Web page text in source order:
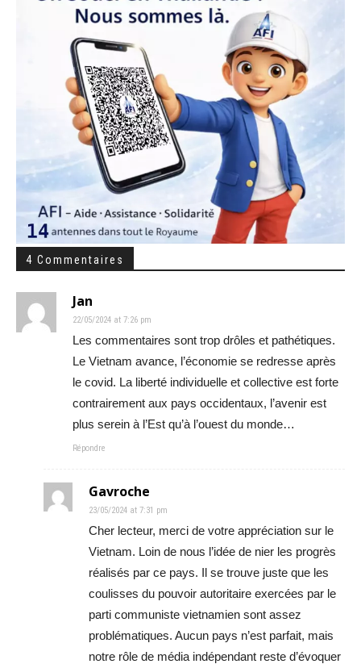
4 Commentaires
Jan
22/05/2024 at 7:26 pm
Les commentaires sont trop drôles et pathétiques.
Le Vietnam avance, l’économie se redresse après
le covid. La liberté individuelle et collective est forte
contrairement aux pays occidentaux, l’avenir est
plus serein à l’Est qu’à l’ouest du monde…
Répondre
Gavroche
23/05/2024 at 7:31 pm
Cher lecteur, merci de votre appréciation sur le
Vietnam. Loin de nous l’idée de nier les progrès
réalisés par ce pays. Il se trouve juste que les
coulisses du pouvoir autoritaire exercées par le
parti communiste vietnamien sont assez
problématiques. Aucun pays n’est parfait, mais
notre rôle de média indépendant reste d’évoquer